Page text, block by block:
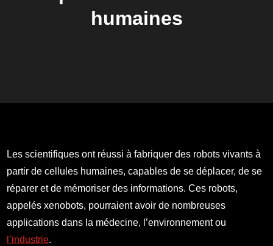
humaines
Les scientifiques ont réussi à fabriquer des robots vivants à
partir de cellules humaines, capables de se déplacer, de se
réparer et de mémoriser des informations. Ces robots,
appelés xenobots, pourraient avoir de nombreuses
applications dans la médecine, l’environnement ou
l’industrie.